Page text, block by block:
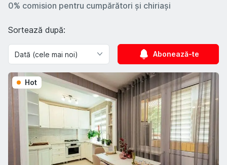
0% comision pentru cumpărători și chiriași
Sortează după:
Abonează-te
Hot